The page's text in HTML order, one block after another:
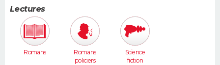
Lectures
Romans
Romans
policiers
Science
fiction